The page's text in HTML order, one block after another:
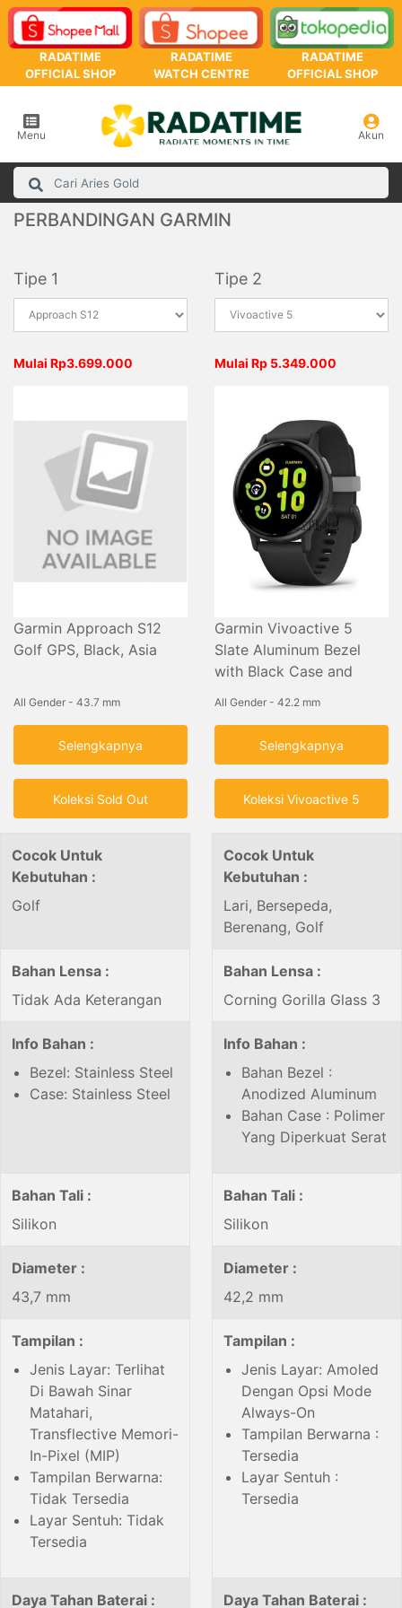
RADATIME
OFFICIAL SHOP
RADATIME
WATCH CENTRE
RADATIME
OFFICIAL SHOP
Menu Akun
PERBANDINGAN GARMIN
Tipe 1 Tipe 2
Mulai Rp3.699.000
Garmin Approach S12
Golf GPS, Black, Asia
All Gender - 43.7 mm
Selengkapnya
Koleksi Sold Out
Mulai Rp 5.349.000
Garmin Vivoactive 5
Slate Aluminum Bezel
with Black Case and
All Gender - 42.2 mm
Selengkapnya
Koleksi Vivoactive 5
Cocok Untuk
Kebutuhan :
Golf
Cocok Untuk
Kebutuhan :
Lari, Bersepeda,
Berenang, Golf
Bahan Lensa :
Tidak Ada Keterangan
Bahan Lensa :
Corning Gorilla Glass 3
Info Bahan :
Bezel: Stainless Steel
Case: Stainless Steel
Info Bahan :
Bahan Bezel :
Anodized Aluminum
Bahan Case : Polimer
Yang Diperkuat Serat
Bahan Tali :
Silikon
Bahan Tali :
Silikon
Diameter :
43,7 mm
Diameter :
42,2 mm
Tampilan :
Jenis Layar: Terlihat
Di Bawah Sinar
Matahari,
Transflective Memori-
In-Pixel (MIP)
Tampilan Berwarna:
Tidak Tersedia
Layar Sentuh: Tidak
Tersedia
Tampilan :
Jenis Layar: Amoled
Dengan Opsi Mode
Always-On
Tampilan Berwarna :
Tersedia
Layar Sentuh :
Tersedia
Daya Tahan Baterai : Daya Tahan Baterai :